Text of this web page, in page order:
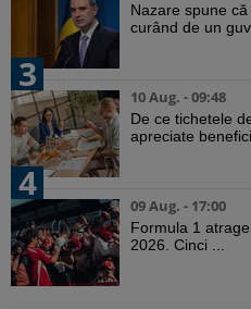
Nazare spune
curând de un
3
10 Aug. - 09:48
De ce tichetele
apreciate
4
09 Aug. - 17:00
Formula 1
2026. Cinci ...